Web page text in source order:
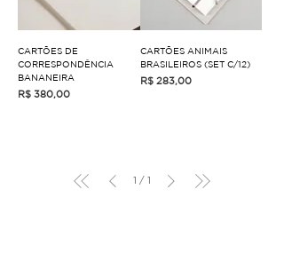
CARTÕES DE
CORRESPONDÊNCIA
BANANEIRA
Preço
R$ 380,00
CARTÕES ANIMAIS
BRASILEIROS (SET C/12)
Preço
R$ 283,00
1 / 1